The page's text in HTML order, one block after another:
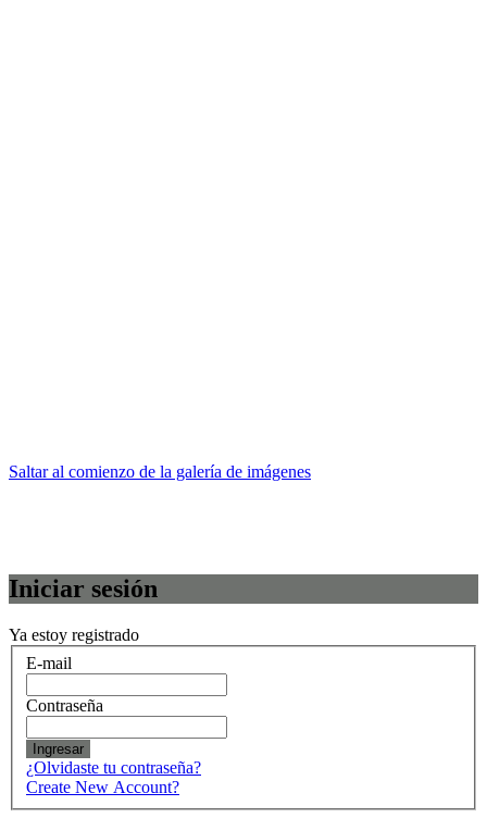
Saltar al comienzo de la galería de imágenes
Iniciar sesión
Ya estoy registrado
E-mail
Contraseña
Ingresar
¿Olvidaste tu contraseña?
Create New Account?